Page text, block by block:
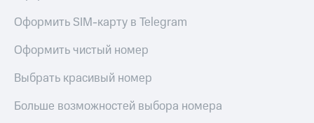
Описание
Еврооблигации-2023
Уведомление
погашении
облигаций
Оформить SIM-карту в Telegram
Оформить чистый номер
Выбрать красивый номер
Больше возможностей выбора номера